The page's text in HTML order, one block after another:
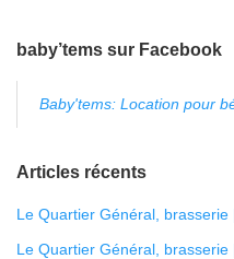
baby’tems sur Facebook
Baby'tems: Location pour
Articles récents
Le Quartier Général, brasserie
Le Quartier Général, brasserie